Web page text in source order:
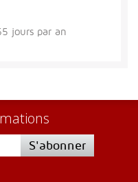
jours par an
S'abonner